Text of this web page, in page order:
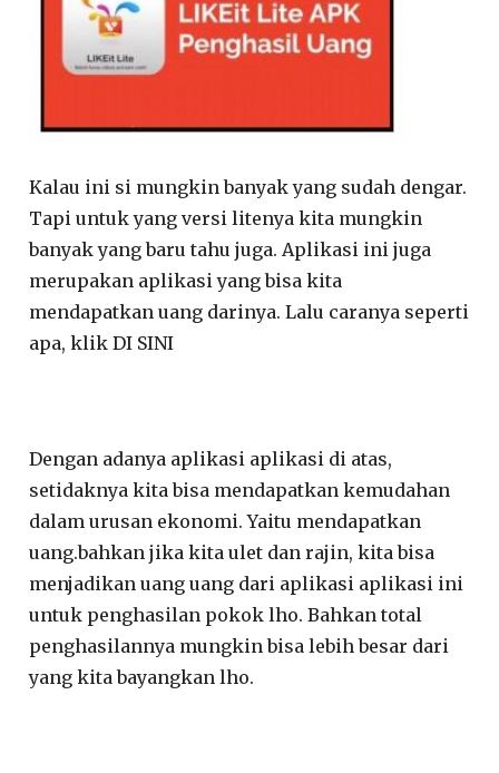
Kalau ini si mungkin banyak yang sudah dengar.
Tapi untuk yang versi litenya kita mungkin
banyak yang baru tahu juga. Aplikasi ini juga
merupakan aplikasi yang bisa kita
mendapatkan uang darinya. Lalu caranya seperti
apa, klik DI SINI
Dengan adanya aplikasi aplikasi di atas,
setidaknya kita bisa mendapatkan kemudahan
dalam urusan ekonomi. Yaitu mendapatkan
uang.bahkan jika kita ulet dan rajin, kita bisa
menjadikan uang uang dari aplikasi aplikasi ini
untuk penghasilan pokok lho. Bahkan total
penghasilannya mungkin bisa lebih besar dari
yang kita bayangkan lho.